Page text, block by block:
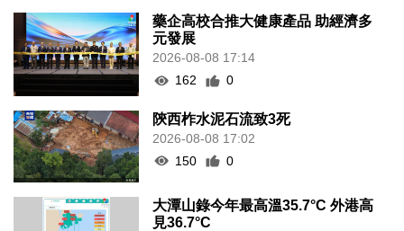
藥企高校合推大健康產品 助經濟多
元發展
2026-08-08 17:14
162
0
陝西柞水泥石流致3死
2026-08-08 17:02
150
0
大潭山錄今年最高溫35.7°C 外港高
見36.7°C